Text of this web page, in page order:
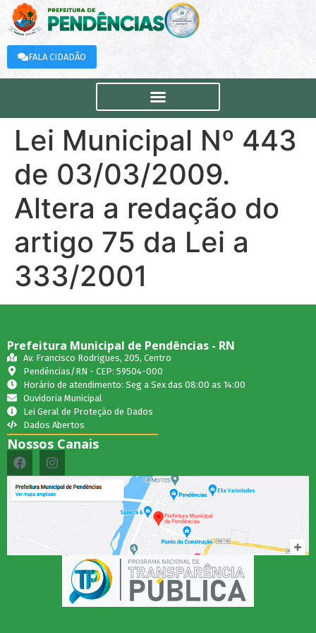
FALA CIDADÃO
Lei Municipal Nº 443
de 03/03/2009.
Altera a redação do
artigo 75 da Lei a
333/2001
Prefeitura Municipal de Pendências - RN
Av. Francisco Rodrigues, 205, Centro
Pendências/RN - CEP: 59504-000
Horário de atendimento: Seg a Sex das 08:00 as 14:00
Ouvidoria Municipal
Lei Geral de Proteção de Dados
Dados Abertos
Nossos Canais